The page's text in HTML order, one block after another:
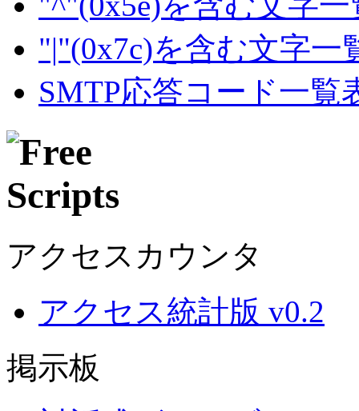
"|"(0x7c)を含む文字一
SMTP応答コード一覧
アクセスカウンタ
アクセス統計版 v0.2
掲示板